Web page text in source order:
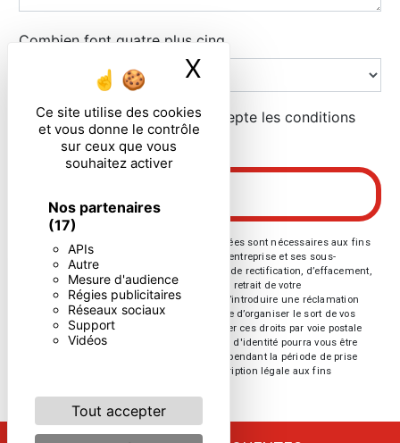
Ce site utilise des cookies
et vous donne le contrôle
sur ceux que vous
souhaitez activer
Nos partenaires
(17)
APIs
Autre
Mesure d'audience
Régies publicitaires
Réseaux sociaux
Support
Vidéos
Tout accepter
X Masquer le
Combien font quatre plus cinq
En cochant cette case, j'accepte les conditions
particulières ci-dessous **
** Les données personnelles communiquées sont nécessaires aux fins
de vous contacter. Elles sont destinées à l'entreprise et ses sous-
traitants. Vous disposez de droits d’accès, de rectification, d’effacement,
de portabilité, de limitation, d’opposition, de retrait de votre
consentement à tout moment et du droit d’introduire une réclamation
auprès d’une autorité de contrôle, ainsi que d’organiser le sort de vos
données post-mortem. Vous pouvez exercer ces droits par voie postale
ou par courrier électronique. Un justificatif d'identité pourra vous être
demandé. Nous conservons vos données pendant la période de prise
de contact puis pendant la durée de prescription légale aux fins